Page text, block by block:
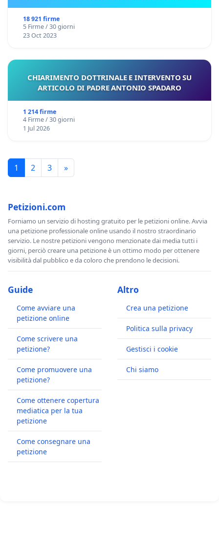
18 921 firme
5 Firme / 30 giorni
23 Oct 2023
CHIARIMENTO DOTTRINALE E INTERVENTO SU
ARTICOLO DI PADRE ANTONIO SPADARO
1 214 firme
4 Firme / 30 giorni
1 Jul 2026
1 2 3 »
Petizioni.com
Forniamo un servizio di hosting gratuito per le petizioni online. Avvia
una petizione professionale online usando il nostro straordinario
servizio. Le nostre petizioni vengono menzionate dai media tutti i
giorni, perciò creare una petizione è un ottimo modo per ottenere
visibilità dal pubblico e da coloro che prendono le decisioni.
Guide
Come avviare una
petizione online
Come scrivere una
petizione?
Come promuovere una
petizione?
Come ottenere copertura
mediatica per la tua
petizione
Come consegnare una
petizione
Altro
Crea una petizione
Politica sulla privacy
Gestisci i cookie
Chi siamo